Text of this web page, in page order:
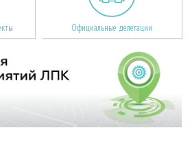
Официальные делегации